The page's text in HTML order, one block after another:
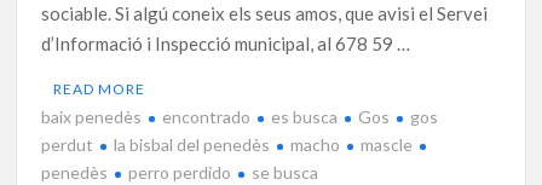
sociable. Si algú coneix els seus amos, que avisi el Servei
d’Informació i Inspecció municipal, al 678 59 …
READ MORE
baix penedès encontrado es busca Gos
gos
perdut
la bisbal del penedès macho
mascle
penedès
perro perdido se busca